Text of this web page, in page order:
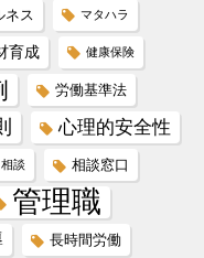
ネス マタハラ
育成 健康保険
労働基準法
心理的安全性
相談 相談窓口
管理職
長時間労働